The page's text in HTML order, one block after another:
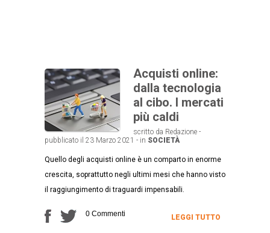
Acquisti online:
dalla tecnologia
al cibo. I mercati
più caldi
scritto da Redazione -
pubblicato il 23 Marzo 2021 - in SOCIETÀ
Quello degli acquisti online è un comparto in enorme
crescita, soprattutto negli ultimi mesi che hanno visto
il raggiungimento di traguardi impensabili.
0 Commenti LEGGI TUTTO